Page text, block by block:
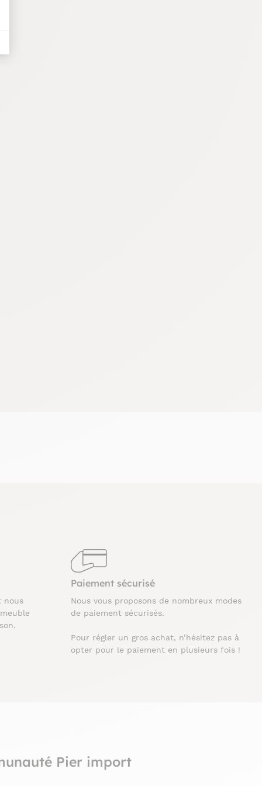
nous
Paiement sécurisé
Nous vous proposons de nombreux modes
de paiement sécurisés.
Pour régler un gros achat, n’hésitez pas à
opter pour le paiement en plusieurs fois !
Pier import